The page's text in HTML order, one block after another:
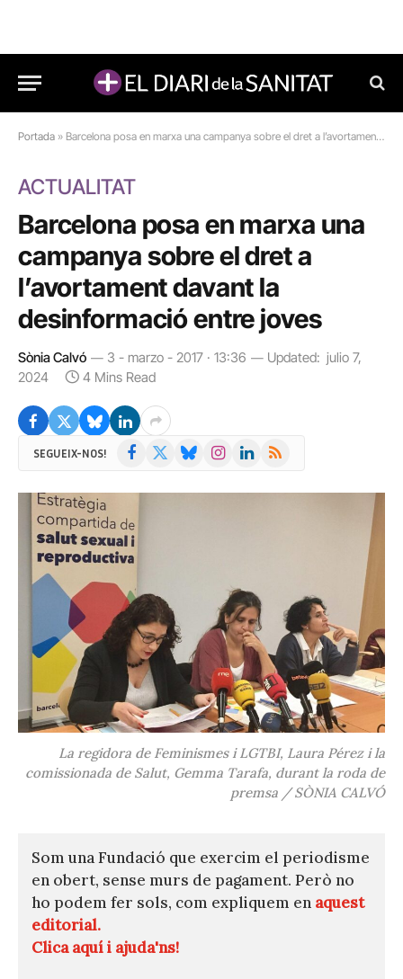
Portada » Barcelona posa en marxa una campanya sobre el dret a l’avortament davant la desinformació entre joves
ACTUALITAT
Barcelona posa en marxa una
campanya sobre el dret a
l’avortament davant la
desinformació entre joves
Sònia Calvó 3 - marzo - 2017 · 13:36 Updated: julio 7,
2024
4 Mins Read
SEGUEIX-NOS! Facebook BlueskyInstagramLinkedIn
RSS
La regidora de Feminismes i LGTBI, Laura Pérez i la
comissionada de Salut, Gemma Tarafa, durant la roda de
premsa / SÒNIA CALVÓ
Som una Fundació que exercim el periodisme
en obert, sense murs de pagament. Però no
ho podem fer sols, com expliquem en aquest
editorial.
Clica aquí i ajuda'ns!